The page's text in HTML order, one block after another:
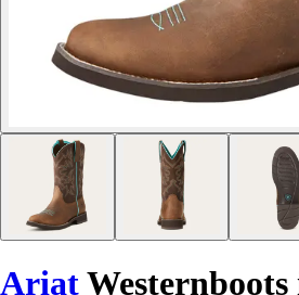
Ariat